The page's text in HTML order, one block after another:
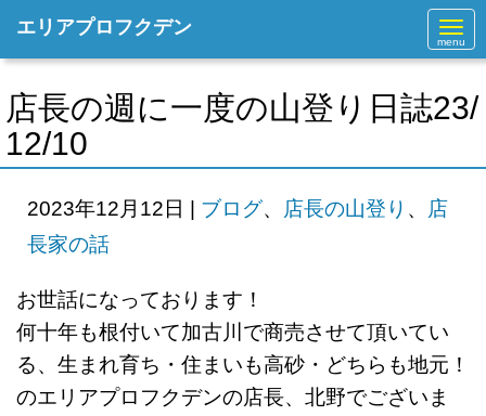
N
a
v
g
a
o
エリアプロフクデン
店長の週に一度の山登り日誌23/
12/10
2023年12月12日 | ブログ、 店長の山登り 、 店
長家の話
お世話になっております！
何十年も根付いて加古川で商売させて頂いてい
る、生まれ育ち・住まいも高砂・どちらも地元！
のエリアプロフクデンの店長、北野でございま